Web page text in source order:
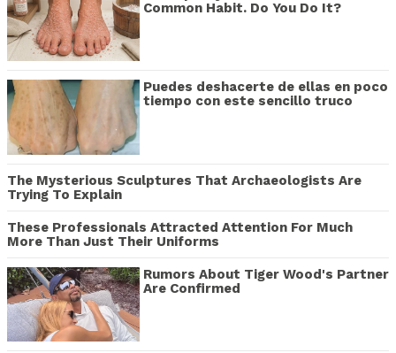
Common Habit. Do You Do It?
Puedes deshacerte de ellas en poco
tiempo con este sencillo truco
The Mysterious Sculptures That Archaeologists Are
Trying To Explain
These Professionals Attracted Attention For Much
More Than Just Their Uniforms
Rumors About Tiger Wood's Partner
Are Confirmed